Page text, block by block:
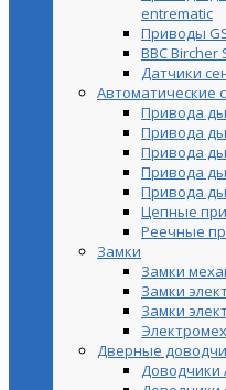
entrematic
Приводы
BBC Bircher
Датчики
Автоматические
Привода
Привода
Привода
Привода
Привода
Цепные
Реечные
Замки
Замки
Замки
Замки
Дверные
Доводчики